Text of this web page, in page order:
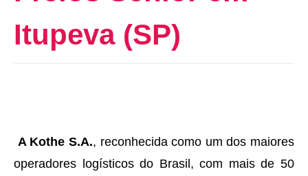
Itupeva (SP)
A Kothe S.A., reconhecida como um dos maiores
operadores logísticos do Brasil, com mais de 50